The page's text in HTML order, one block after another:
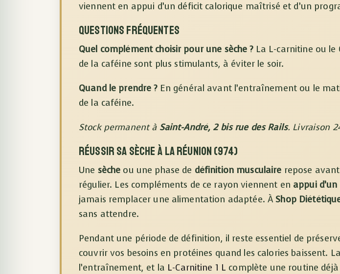
viennent en appui d’un déficit calorique maîtrisé et d’un
Questions fréquentes
Quel complément choisir pour une sèche ?La L-carnitine ou le
de la caféine sont plus stimulants, à éviter le soir.
Quand le prendre ?En général avant l’entraînement ou le
de la caféine.
Stock permanent à Saint-André, 2 bis rue des Rails. Livraison
Réussir sa sèche à La Réunion (974)
Une sèche ou une phase de définition musculaire repose
régulier. Les compléments de ce rayon viennent en appui
jamais remplacer une alimentation adaptée. ÀShop
sans attendre.
Pendant une période de définition, il reste essentiel de
couvrir vos besoins en protéines quand les calories baissent. La
l’entraînement, et la L-Carnitine 1 L complète une routine